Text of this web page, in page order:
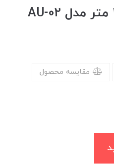
مقایسه محصول